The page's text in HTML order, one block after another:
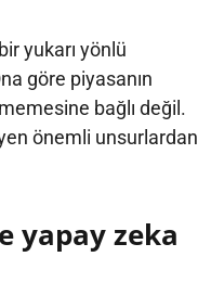
yukarı yönlü
göre piyasanın
bağlı değil.
önemli unsurlardan
yapay zeka